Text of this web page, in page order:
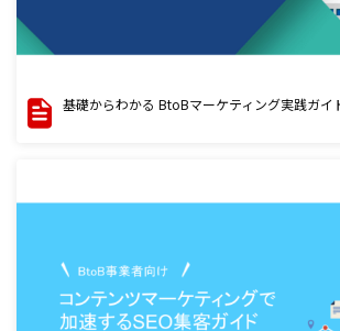
基礎からわかる BtoBマーケティング実践ガイ